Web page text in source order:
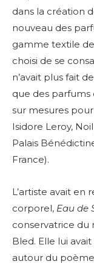
dans la création
nouveau des
gamme textile de
choisi de se
n’avait plus fait
que des parfums
sur mesures
Isidore Leroy,
Palais
France).
L’artiste avait en
corporel, Eau de
conservatrice du
Bled. Elle lui
autour du poème